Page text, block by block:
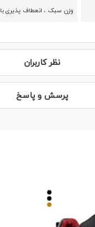
وزن سبک ، انعطاف پذیری بالا
نظر کاربران
پرسش و پاسخ